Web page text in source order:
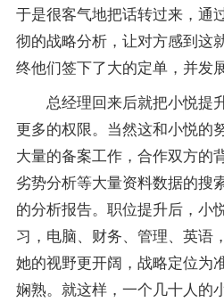
于是很客气地把话转过来，通
彻的战略分析，让对方感到这
终他们签下了大的定单，并发
总经理回来后就把小悦提
更多的权限。当然这和小悦的
大量的备案工作，合作双方的
劣势分析等大量资料数据的搜
的分析报告。职位提升后，小
习，电脑、财务、管理、英语
她的视野更开阔，战略定位为
娴熟。就这样，一个几十人的